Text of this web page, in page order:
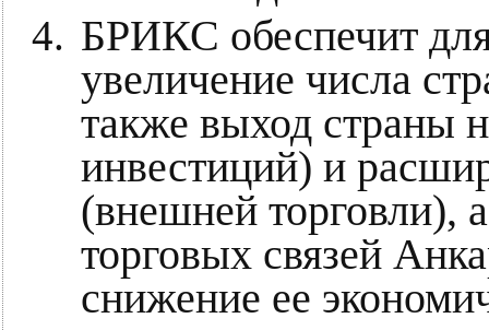
БРИКС обеспечит
увеличение числа
также выход страны
инвестиций) и
(внешней торговли),
торговых связей
снижение ее